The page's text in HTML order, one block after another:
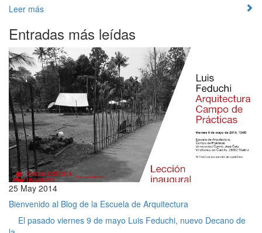
Leer más
Entradas más leídas
25 May 2014
Bienvenido al Blog de la Escuela de Arquitectura
El pasado viernes 9 de mayo Luis Feduchi, nuevo Decano de